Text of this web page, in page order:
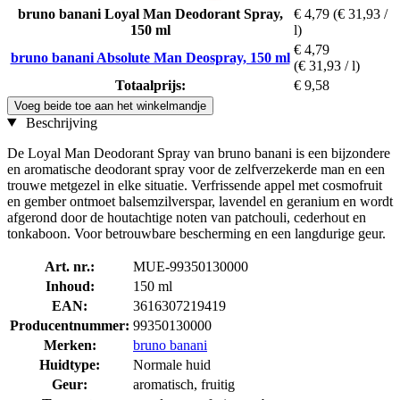
bruno banani Loyal Man Deodorant Spray,
150 ml
€ 4,79 (€ 31,93 /
l)
bruno banani Absolute Man Deospray, 150 ml
€ 4,79
(€ 31,93 / l)
Totaalprijs:
€ 9,58
Voeg beide toe aan het winkelmandje
Beschrijving
De Loyal Man Deodorant Spray van bruno banani is een bijzondere
en aromatische deodorant spray voor de zelfverzekerde man en een
trouwe metgezel in elke situatie. Verfrissende appel met cosmofruit
en gember ontmoet balsemzilverspar, lavendel en geranium en wordt
afgerond door de houtachtige noten van patchouli, cederhout en
tonkaboon. Voor betrouwbare bescherming en een langdurige geur.
Art. nr.:
MUE-99350130000
Inhoud:
150 ml
EAN:
3616307219419
Producentnummer: 99350130000
Merken:
bruno banani
Huidtype:
Normale huid
Geur:
aromatisch, fruitig